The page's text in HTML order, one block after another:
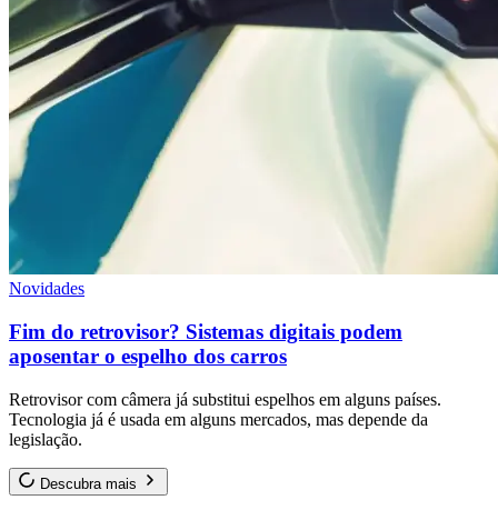
Novidades
Fim do retrovisor? Sistemas digitais podem
aposentar o espelho dos carros
Retrovisor com câmera já substitui espelhos em alguns países.
Tecnologia já é usada em alguns mercados, mas depende da
legislação.
Descubra mais